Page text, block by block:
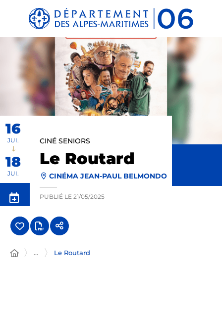
Panneau de gestion des cookies
CINÉ SENIORS
Le Routard
CINÉMA JEAN-PAUL BELMONDO
PUBLIÉ LE 21/05/2025
16
JUI.
18
JUI.
... Le Routard